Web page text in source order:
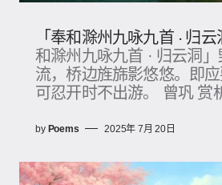
「奉和滁州九咏九首 · 归
和滁州九咏九首 · 归云洞
流，桥边旌旆影悠悠。即应
可忍开时不出游。 曾巩 赏
by Poems 2025年 7月 20日